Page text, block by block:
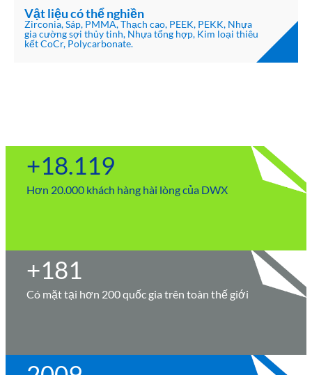
Vật liệu có thể nghiền
Zirconia, Sáp, PMMA, Thạch cao, PEEK, PEKK, Nhựa
gia cường sợi thủy tinh, Nhựa tổng hợp, Kim loại thiêu
kết CoCr, Polycarbonate.
+20.000
Hơn 20.000 khách hàng hài lòng của DWX
+200
Có mặt tại hơn 200 quốc gia trên toàn thế giới